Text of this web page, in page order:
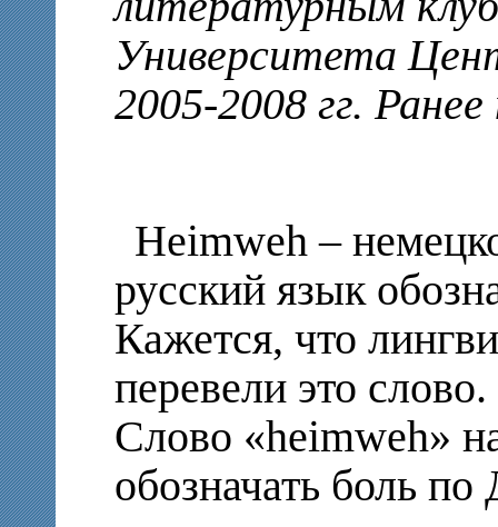
Университета
2005-2008 гг. Ранее
Heimweh –
русский язык
Кажется, что
перевели это
Слово «heimweh»
обозначать боль по